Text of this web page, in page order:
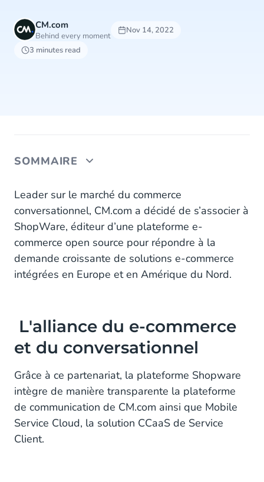
CM.com
Behind every moment
Nov 14, 2022
3 minutes read
SOMMAIRE
L'alliance du e-commerce et du conversationnel
Des solutions évolutives et innovantes
Leader sur le marché du commerce
conversationnel, CM.com a décidé de s’associer à
ShopWare, éditeur d’une plateforme e-
commerce open source pour répondre à la
demande croissante de solutions e-commerce
intégrées en Europe et en Amérique du Nord.
L'alliance du e-commerce
et du conversationnel
Grâce à ce partenariat, la plateforme Shopware
intègre de manière transparente la plateforme
de communication de CM.com ainsi que Mobile
Service Cloud, la solution CCaaS de Service
Client.